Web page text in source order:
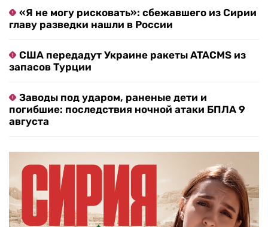
«Я не могу рисковать»: сбежавшего из Сирии
главу разведки нашли в России
США передадут Украине ракеты ATACMS из
запасов Турции
Заводы под ударом, раненые дети и
погибшие: последствия ночной атаки БПЛА 9
августа